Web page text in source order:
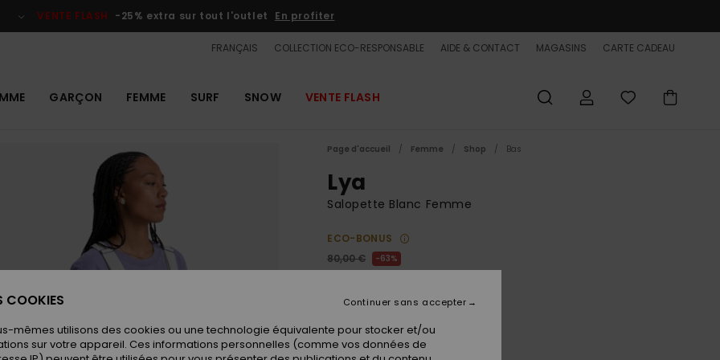
VENTE FLASH -25% extra sur tout l'outlet En profiter
FRANÇAIS COLLECTION ECO-RESPONSABLE AIDE & CONTACT MAGASINS CARTE CADEAU
GARÇON FEMME SURF SNOW VENTE FLASH
Page d'accueil Femme Shop Bas
Lya
Salopette Blanc Femme
ECO-BONUS
80,00 €
63%
OUTLET
VENTE FLASH EXTRA 25%
COOKIES
mêmes utilisons des cookies ou une technologie équivalente pour stocker et/ou
sur votre appareil. Ces informations personnelles (comme vos données de
Continuer sans accepter